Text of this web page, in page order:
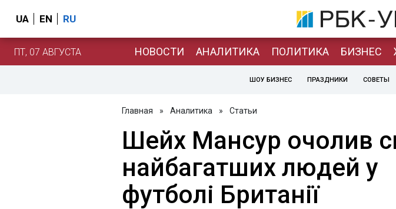
UA EN RU
ПТ, 07 АВГУСТА НОВОСТИ АНАЛИТИКА ПОЛИТИКА БИЗНЕС
ШОУ БИЗНЕС ПРАЗДНИКИ СОВЕТЫ
Главная » Аналитика » Статьи
Шейх Мансур очолив
найбагатших людей у
футболі Британії